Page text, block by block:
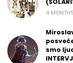
4
smo